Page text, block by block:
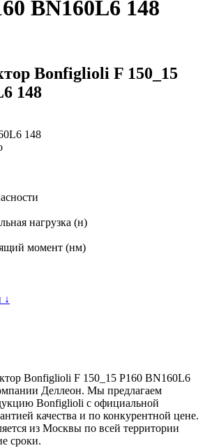
BN160L6 148
Bonfiglioli F 150_15
148
148
нагрузка (н)
момент (нм)
↓
Bonfiglioli F 150_15 P160 BN160L6
Деллеон. Мы предлагаем
Bonfiglioli с официальной
качества и по конкурентной цене.
из Москвы по всей территории
сроки.